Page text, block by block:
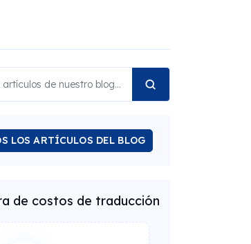
LOS ARTÍCULOS DEL BLOG
de costos de traducción